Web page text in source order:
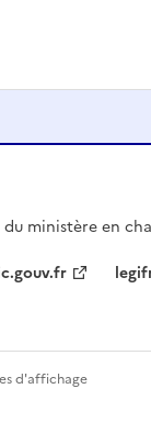
ministère en
d'affichage